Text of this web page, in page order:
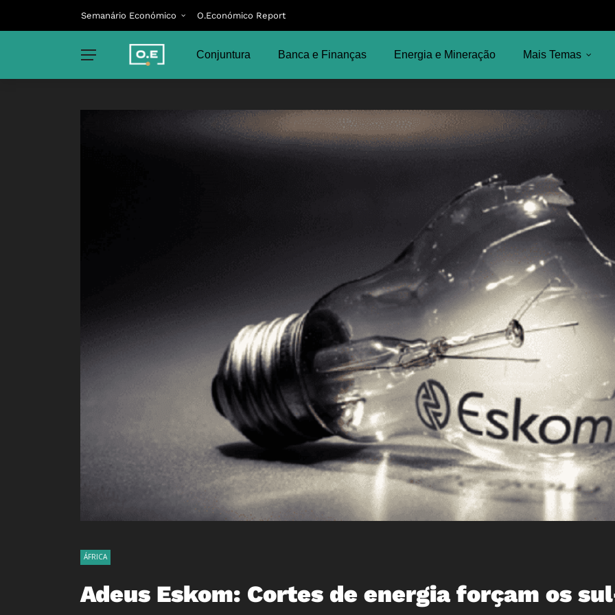
Semanário Económico O.Económico Report
Conjuntura Banca e Finanças Energia e Mineração Mais Temas
ÁFRICA
Adeus Eskom: Cortes de energia forçam os